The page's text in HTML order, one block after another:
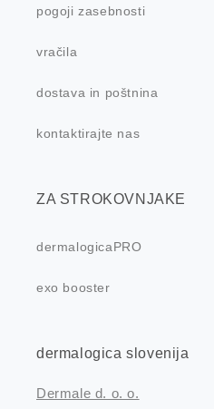
pogoji zasebnosti
vračila
dostava in poštnina
kontaktirajte nas
ZA STROKOVNJAKE
dermalogicaPRO
exo booster
dermalogica slovenija
Dermale d. o. o.